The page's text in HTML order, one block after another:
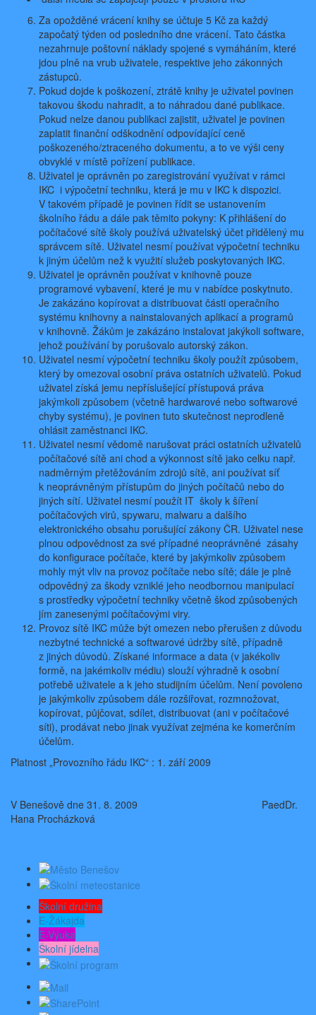
Za opožděné vrácení knihy se účtuje 5 Kč za každý
započatý týden od posledního dne vrácení. Tato částka
nezahrnuje poštovní náklady spojené s vymáháním, které
jdou plně na vrub uživatele, respektive jeho zákonných
zástupců.
Pokud dojde k poškození, ztrátě knihy je uživatel povinen
takovou škodu nahradit, a to náhradou dané publikace.
Pokud nelze danou publikaci zajistit, uživatel je povinen
zaplatit finanční odškodnění odpovídající ceně
poškozeného/ztraceného dokumentu, a to ve výši ceny
obvyklé v místě pořízení publikace.
Uživatel je oprávněn po zaregistrování využívat v rámci
IKC i výpočetní techniku, která je mu v IKC k dispozici.
V takovém případě je povinen řídit se ustanovením
školního řádu a dále pak těmito pokyny: K přihlášení do
počítačové sítě školy používá uživatelský účet přidělený mu
správcem sítě. Uživatel nesmí používat výpočetní techniku
k jiným účelům než k využití služeb poskytovaných IKC.
Uživatel je oprávněn používat v knihovně pouze
programové vybavení, které je mu v nabídce poskytnuto.
Je zakázáno kopírovat a distribuovat části operačního
systému knihovny a nainstalovaných aplikací a programů
v knihovně. Žákům je zakázáno instalovat jakýkoli software,
jehož používání by porušovalo autorský zákon.
Uživatel nesmí výpočetní techniku školy použít způsobem,
který by omezoval osobní práva ostatních uživatelů. Pokud
uživatel získá jemu nepříslušející přístupová práva
jakýmkoli způsobem (včetně hardwarové nebo softwarové
chyby systému), je povinen tuto skutečnost neprodleně
ohlásit zaměstnanci IKC.
Uživatel nesmí vědomě narušovat práci ostatních uživatelů
počítačové sítě ani chod a výkonnost sítě jako celku např.
nadměrným přetěžováním zdrojů sítě, ani používat síť
k neoprávněným přístupům do jiných počítačů nebo do
jiných sítí. Uživatel nesmí použít IT školy k šíření
počítačových virů, spywaru, malwaru a dalšího
elektronického obsahu porušující zákony ČR. Uživatel nese
plnou odpovědnost za své případné neoprávněné zásahy
do konfigurace počítače, které by jakýmkoliv způsobem
mohly mýt vliv na provoz počítače nebo sítě; dále je plně
odpovědný za škody vzniklé jeho neodbornou manipulací
s prostředky výpočetní techniky včetně škod způsobených
jím zanesenými počítačovými viry.
Provoz sítě IKC může být omezen nebo přerušen z důvodu
nezbytné technické a softwarové údržby sítě, případně
z jiných důvodů. Získané informace a data (v jakékoliv
formě, na jakémkoliv médiu) slouží výhradně k osobní
potřebě uživatele a k jeho studijním účelům. Není povoleno
je jakýmkoliv způsobem dále rozšiřovat, rozmnožovat,
kopírovat, půjčovat, sdílet, distribuovat (ani v počítačové
síti), prodávat nebo jinak využívat zejména ke komerčním
účelům.
Platnost „Provozního řádu IKC“ : 1. září 2009
V Benešově dne 31. 8. 2009 PaedDr.
Hana Procházková
Školní družina
E-Žákajda
E-Výuka
Školní jídelna